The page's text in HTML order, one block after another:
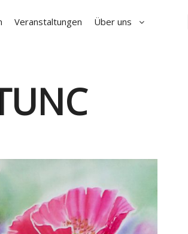
Veranstaltungen Über uns